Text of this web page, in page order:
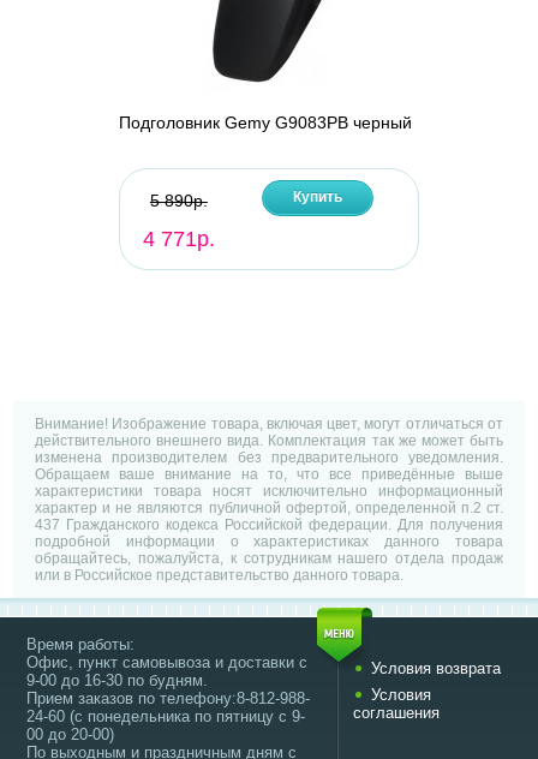
Подголовник Gemy G9083PB черный
5 890р.
4 771р.
Купить
Внимание! Изображение товара, включая цвет, могут отличаться от
действительного внешнего вида. Комплектация так же может быть
изменена производителем без предварительного уведомления.
Обращаем ваше внимание на то, что все приведённые выше
характеристики товара носят исключительно информационный
характер и не являются публичной офертой, определенной п.2 ст.
437 Гражданского кодекса Российской федерации. Для получения
подробной информации о характеристиках данного товара
обращайтесь, пожалуйста, к сотрудникам нашего отдела продаж
или в Российское представительство данного товара.
Время работы:
Офис, пункт самовывоза и доставки с
9-00 до 16-30 по будням.
Прием заказов по телефону:8-812-988-
24-60 (с понедельника по пятницу с 9-
00 до 20-00)
По выходным и праздничным дням с
Условия возврата
Условия
соглашения